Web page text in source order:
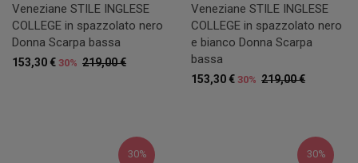
Veneziane STILE INGLESE
COLLEGE in spazzolato nero
Donna Scarpa bassa
219,00 €
153,30 € 30%
Veneziane STILE INGLESE
COLLEGE in spazzolato nero
e bianco Donna Scarpa
bassa
219,00 €
153,30 € 30%
30% 30%